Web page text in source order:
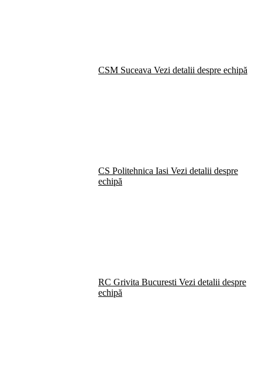
CSM Suceava Vezi detalii despre echipă
CS Politehnica Iasi Vezi detalii despre
echipă
RC Grivita Bucuresti Vezi detalii despre
echipă